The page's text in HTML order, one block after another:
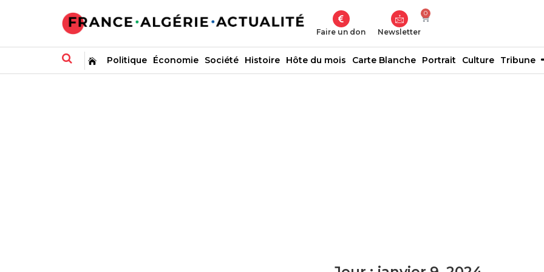
Faire un don Newsletter
0
Politique Économie Société Histoire Hôte du mois Carte Blanche Portrait Culture Tribune